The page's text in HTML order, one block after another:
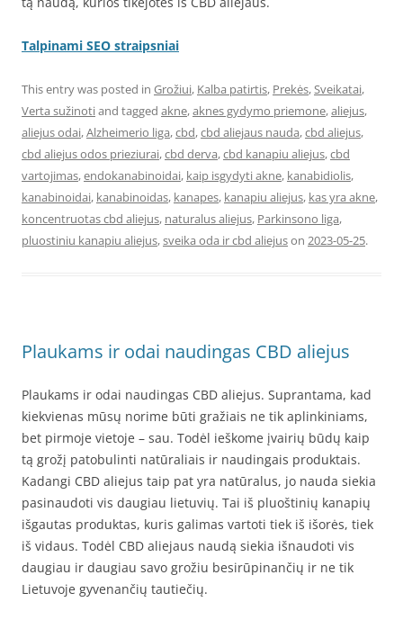
Talpinami SEO straipsniai
This entry was posted in Grožiui, Kalba patirtis, Prekės,Sveikatai,
Verta sužinotiand tagged akne,aknes gydymo priemone,aliejus,
aliejus odai,Alzheimerio liga,cbd,cbd aliejaus nauda,cbd aliejus,
cbd aliejus odos prieziurai,cbd derva,cbd kanapiu aliejus,cbd
vartojimas,endokanabinoidai, kaip isgydyti akne, kanabidiolis,
kanabinoidai, kanabinoidas, kanapes, kanapiu aliejus, kas yra akne,
koncentruotas cbd aliejus, naturalus aliejus, Parkinsono liga,
pluostiniu kanapiu aliejus,sveika oda ir cbd aliejuson 2023-05-25.
Plaukams ir odai naudingas CBD aliejus
Plaukams ir odai naudingas CBD aliejus. Suprantama, kad
kiekvienas mūsų norime būti gražiais ne tik aplinkiniams,
bet pirmoje vietoje – sau. Todėl ieškome įvairių būdų kaip
tą grožį patobulinti natūraliais ir naudingais produktais.
Kadangi CBD aliejus taip pat yra natūralus, jo nauda siekia
pasinaudoti vis daugiau lietuvių. Tai iš pluoštinių kanapių
išgautas produktas, kuris galimas vartoti tiek iš išorės, tiek
iš vidaus. Todėl CBD aliejaus naudą siekia išnaudoti vis
daugiau ir daugiau savo grožiu besirūpinančių ir ne tik
Lietuvoje gyvenančių tautiečių.